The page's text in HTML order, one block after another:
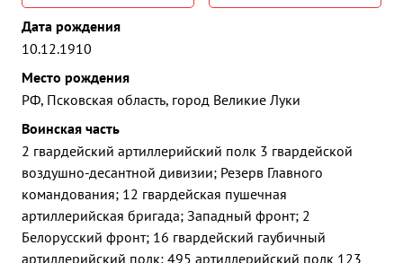
Дата рождения
10.12.1910
Место рождения
РФ, Псковская область, город Великие Луки
Воинская часть
2 гвардейский артиллерийский полк 3 гвардейской
воздушно-десантной дивизии; Резерв Главного
командования; 12 гвардейская пушечная
артиллерийская бригада; Западный фронт; 2
Белорусский фронт; 16 гвардейский гаубичный
артиллерийский полк; 495 артиллерийский полк 123